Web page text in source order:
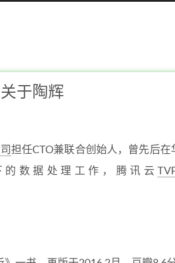
关于陶辉
担任CTO兼联合创始人，曾先后在
的数据处理工作，腾讯云